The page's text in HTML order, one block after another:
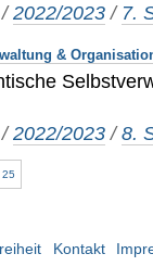
/2022/2023 / 7.
&
/2022/2023 /8.
25
Kontakt